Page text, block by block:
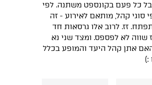
כל פעם בקונספט משתנה. לפי
סוגי קהל, מותאם לאירוע - זה
זז. לרוב אלו גרסאות חד
שווה לא לפספס. ומצד שני נא
אתן קהל היעד והמופע בכלל
:)